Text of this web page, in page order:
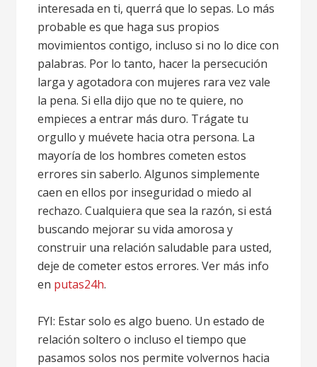
interesada en ti, querrá que lo sepas. Lo más
probable es que haga sus propios
movimientos contigo, incluso si no lo dice con
palabras. Por lo tanto, hacer la persecución
larga y agotadora con mujeres rara vez vale
la pena. Si ella dijo que no te quiere, no
empieces a entrar más duro. Trágate tu
orgullo y muévete hacia otra persona. La
mayoría de los hombres cometen estos
errores sin saberlo. Algunos simplemente
caen en ellos por inseguridad o miedo al
rechazo. Cualquiera que sea la razón, si está
buscando mejorar su vida amorosa y
construir una relación saludable para usted,
deje de cometer estos errores. Ver más info
en putas24h.
FYI: Estar solo es algo bueno. Un estado de
relación soltero o incluso el tiempo que
pasamos solos nos permite volvernos hacia